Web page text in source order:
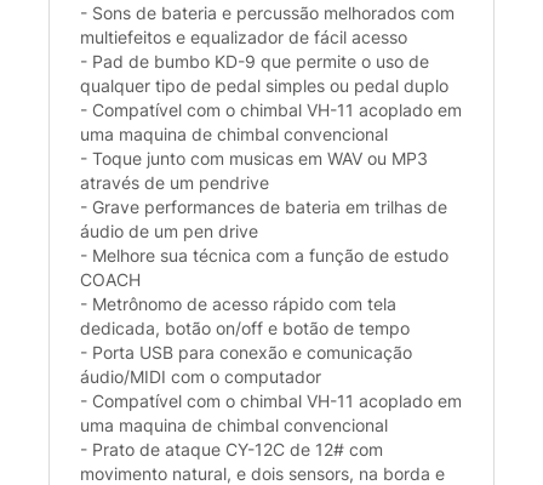
- Sons de bateria e percussão melhorados com
multiefeitos e equalizador de fácil acesso
- Pad de bumbo KD-9 que permite o uso de
qualquer tipo de pedal simples ou pedal duplo
- Compatível com o chimbal VH-11 acoplado em
uma maquina de chimbal convencional
- Toque junto com musicas em WAV ou MP3
através de um pendrive
- Grave performances de bateria em trilhas de
áudio de um pen drive
- Melhore sua técnica com a função de estudo
COACH
- Metrônomo de acesso rápido com tela
dedicada, botão on/off e botão de tempo
- Porta USB para conexão e comunicação
áudio/MIDI com o computador
- Compatível com o chimbal VH-11 acoplado em
uma maquina de chimbal convencional
- Prato de ataque CY-12C de 12# com
movimento natural, e dois sensors, na borda e